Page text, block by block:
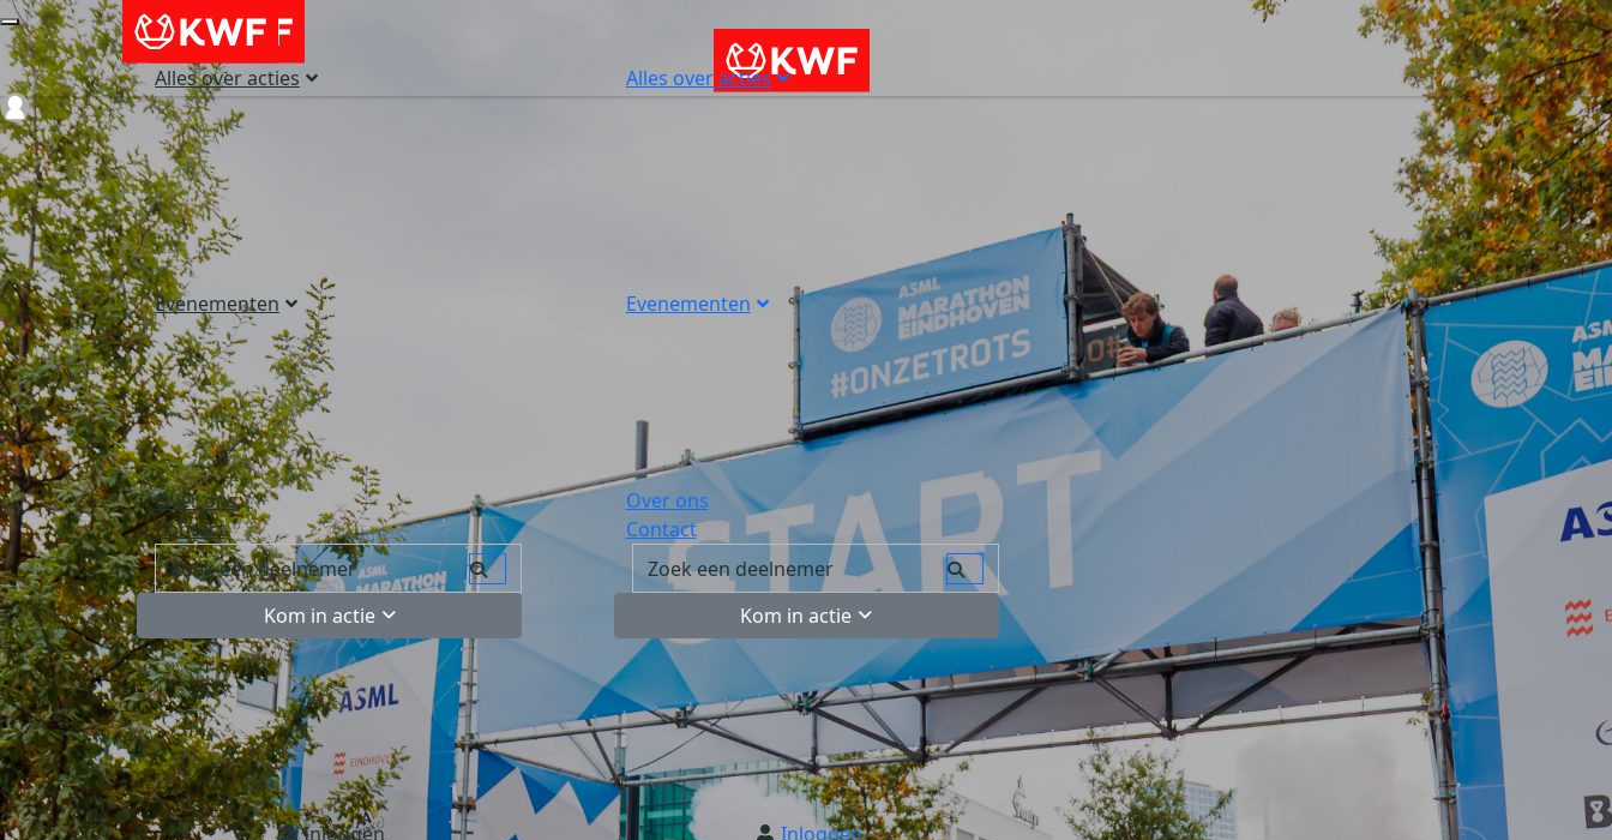
Alles over acties
Evenementen
Over ons
Contact
Kom in actie
Inloggen
Alles over acties
Evenementen
Over ons
Contact
Kom in actie
Inloggen
Login